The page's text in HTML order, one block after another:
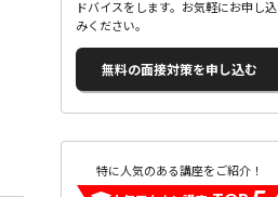
ドバイスをします。お気軽にお申し込
みください。
無料の面接対策を申し込む
特に人気のある講座をご紹介！